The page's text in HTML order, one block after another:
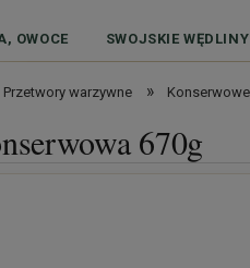
OWOCE SWOJSKIE WĘDLINY
Przetwory warzywne »
670g